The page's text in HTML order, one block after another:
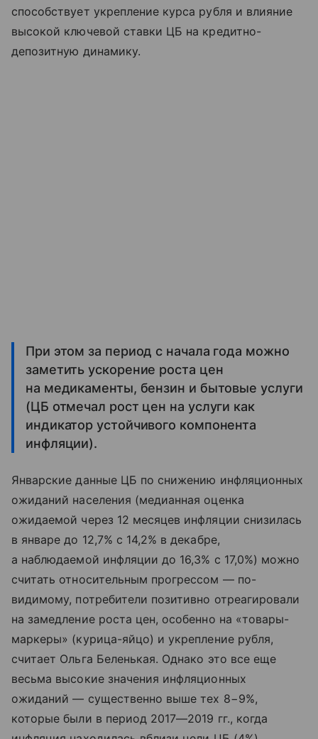
способствует укрепление курса рубля и влияние
высокой ключевой ставки ЦБ на кредитно-
депозитную динамику.
При этом за период с начала года можно
заметить ускорение роста цен
на медикаменты, бензин и бытовые услуги
(ЦБ отмечал рост цен на услуги как
индикатор устойчивого компонента
инфляции).
Январские данные ЦБ по снижению инфляционных
ожиданий населения (медианная оценка
ожидаемой через 12 месяцев инфляции снизилась
в январе до 12,7% с 14,2% в декабре,
а наблюдаемой инфляции до 16,3% с 17,0%) можно
считать относительным прогрессом — по-
видимому, потребители позитивно отреагировали
на замедление роста цен, особенно на «товары-
маркеры» (курица-яйцо) и укрепление рубля,
считает Ольга Беленькая. Однако это все еще
весьма высокие значения инфляционных
ожиданий — существенно выше тех 8−9%,
которые были в период 2017—2019 гг., когда